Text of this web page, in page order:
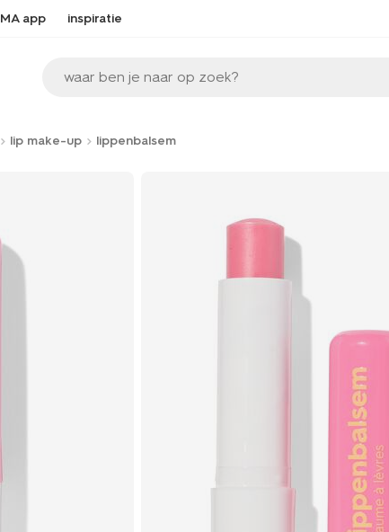
app inspiratie
waar ben je naar op zoek?
lip make-up lippenbalsem